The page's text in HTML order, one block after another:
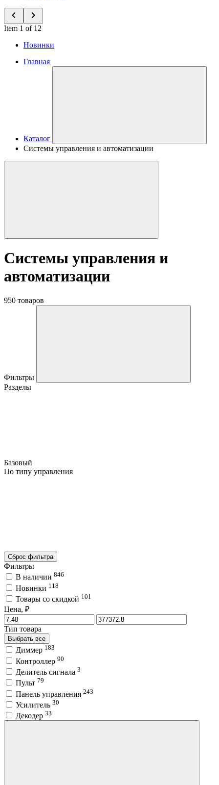
Item 1 of 12
Новинки
Главная
Каталог
Системы управления и автоматизации
Системы управления и
автоматизации
950 товаров
Фильтры
Разделы
Базовый
По типу управления
Сброс фильтра
Фильтры
В наличии 846
Новинки 118
Товары со скидкой 101
Цена, ₽
Тип товара
Выбрать все
Диммер 183
Контроллер 90
Делитель сигнала 3
Пульт 79
Панель управления 243
Усилитель 30
Декодер 33